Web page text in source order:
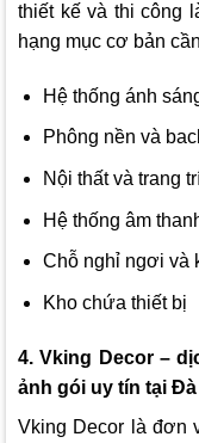
thiết kế và thi công
hạng mục cơ bản
Hệ thống ánh
Phông nền và
Nội thất và trang
Hệ thống âm
Chỗ nghỉ ngơi và
Kho chứa thiết bị
4. Vking Decor –
ảnh gói uy tín tại
Vking Decor là đơn